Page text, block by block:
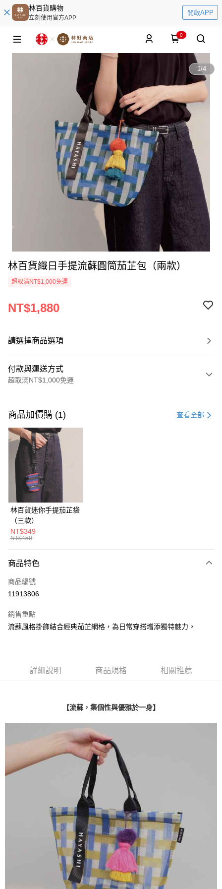
林百貨購物
立刻使用官方APP
開啟APP
0
1/4
林百貨織日手提流蘇圓筒茄芷包（兩款）
超取滿NT$1,000免運
NT$1,880
請選擇商品選項
付款與運送方式
超取滿NT$1,000免運
信用卡一次付款
超商取貨付款
LINE Pay
Apple Pay
悠遊付
ATM付款
運送方式
每筆NT$60，滿NT$1,000(含以上)免運費
7-11付款取貨
每筆NT$60，滿NT$1,000(含以上)免運費
宅配
每筆NT$130，滿NT$1,500(含以上)免運費
商品加價購 (1) 查看全部
林百貨迷你手提茄芷袋
（三款）
NT$349
NT$450
商品特色
商品編號
11913806
銷售重點
流蘇風格掛飾結合經典茄芷網格，為日常穿搭增添獨特魅力。
詳細說明 商品規格 相關推薦
【流蘇，集個性與優雅於一身】